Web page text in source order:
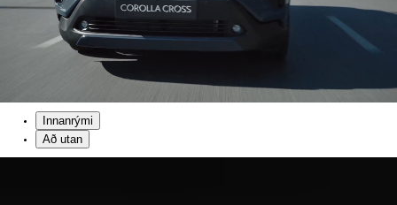
Að utan